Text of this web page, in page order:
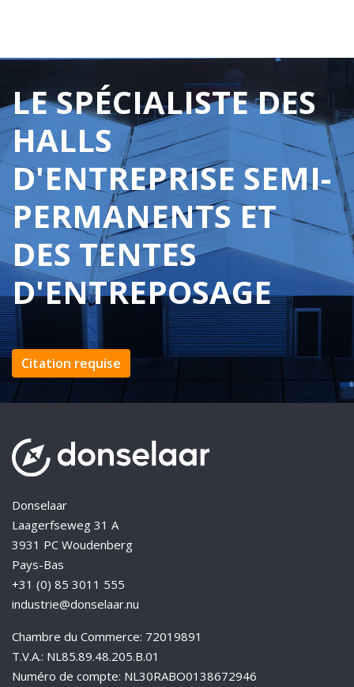
LE SPÉCIALISTE DES
HALLS
D'ENTREPRISE SEMI-
PERMANENTS ET
DES TENTES
D'ENTREPOSAGE
Citation requise
Donselaar
Laagerfseweg 31 A
3931 PC Woudenberg
Pays-Bas
+31 (0) 85 3011 555
industrie@donselaar.nu
Chambre du Commerce: 72019891
T.V.A.: NL85.89.48.205.B.01
Numéro de compte: NL30RABO0138672946